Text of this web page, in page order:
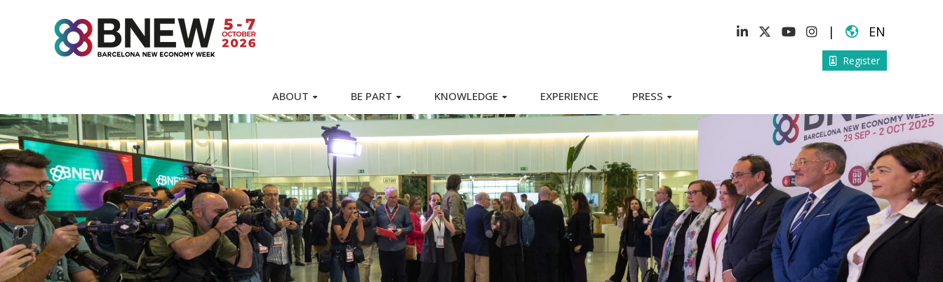
| EN
Register
ABOUT BE PART KNOWLEDGE EXPERIENCE PRESS